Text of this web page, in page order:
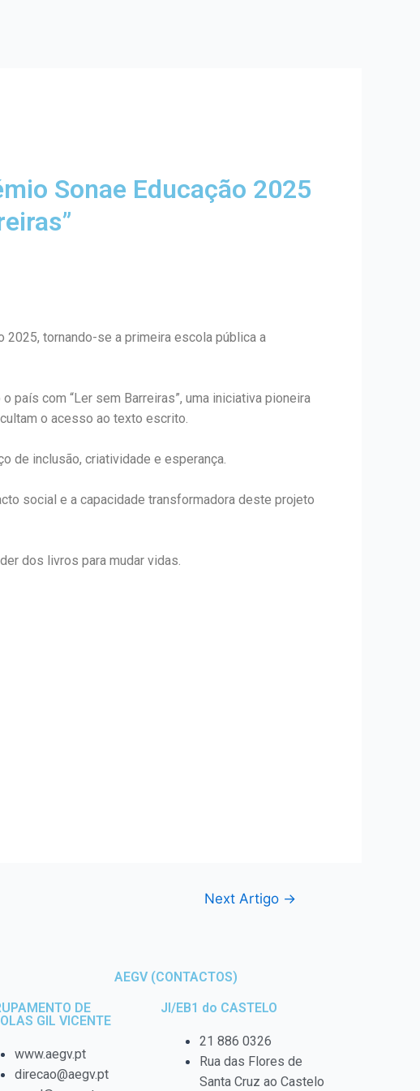
Sonae Educação 2025
2025, tornando-se a primeira escola pública a
país com “Ler sem Barreiras”, uma iniciativa pioneira
o acesso ao texto escrito.
de inclusão, criatividade e esperança.
social e a capacidade transformadora deste projeto
dos livros para mudar vidas.
Next Artigo →
AEGV (CONTACTOS)
DE
GIL VICENTE
www.aegv.pt
direcao@aegv.pt
JI/EB1 do CASTELO
21 886 0326
Rua das Flores de
Santa Cruz ao Castelo